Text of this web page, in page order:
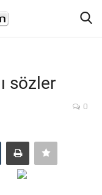
sözler
0